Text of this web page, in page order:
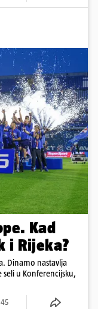
Kad
i Rijeka?
Dinamo nastavlja
seli u Konferencijsku,
45